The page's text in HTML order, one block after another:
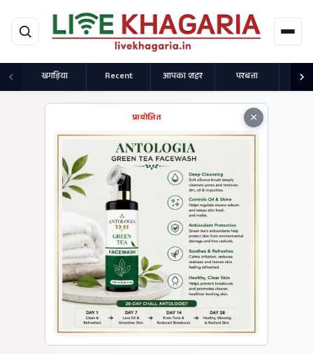
मुख्य सामग्री पर जाएं
खगड़िया Recent आपका शहर परबत्ता
×
प्रायोजित